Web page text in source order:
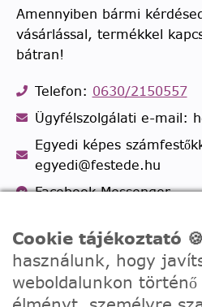
Amennyiben bármi
vásárlással, termékkel
bátran!
Telefon: 0630/2150557
Ügyfélszolgálati e-mail:
Egyedi képes
egyedi@festede.hu
Facebook Messenger
Cookie tájékoztató 🍪
használunk, hogy
weboldalunkon történő